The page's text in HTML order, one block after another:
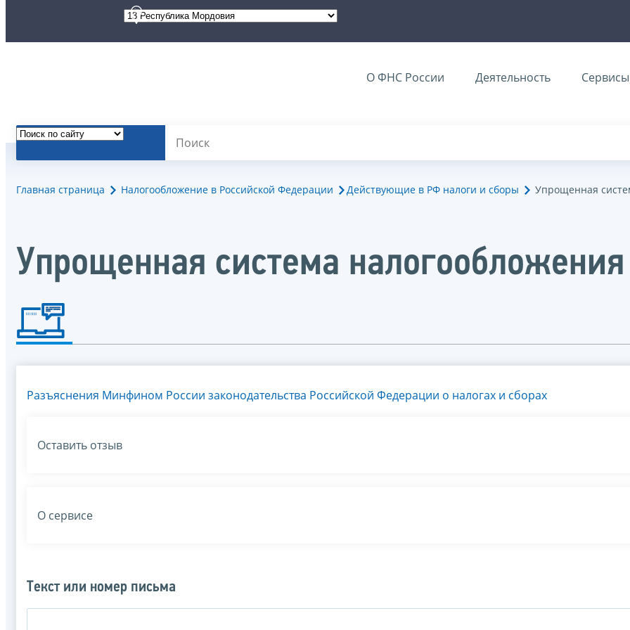
О ФНС России Деятельность Сервисы
Главная страница Налогообложение в Российской Федерации Действующие в РФ налоги и сборы Упрощенная
Упрощенная система налогообложения
Разъяснения Минфином России законодательства Российской Федерации о налогах и сборах
Оставить отзыв
О сервисе
Текст или номер письма